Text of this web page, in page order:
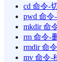
cd 命令-
pwd 命
mkdir 命
rm 命令-
rmdir 命
mv 命令-